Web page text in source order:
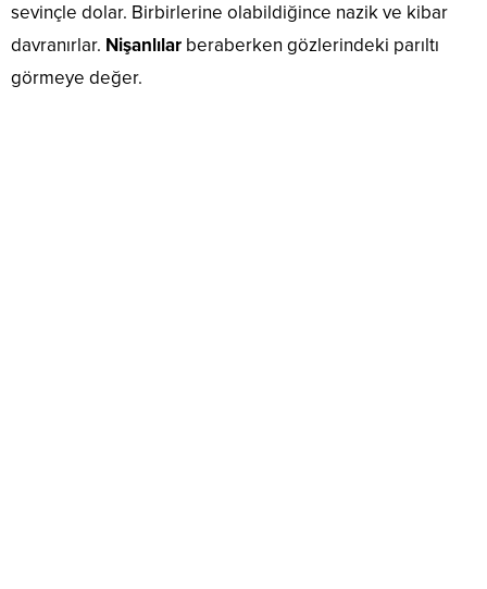
sevinçle dolar. Birbirlerine olabildiğince nazik ve kibar
davranırlar. Nişanlılar beraberken gözlerindeki parıltı
görmeye değer.